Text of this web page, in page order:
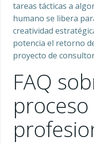
tareas tácticas a
humano se libera
creatividad
potencia el retorno
proyecto de
FAQ